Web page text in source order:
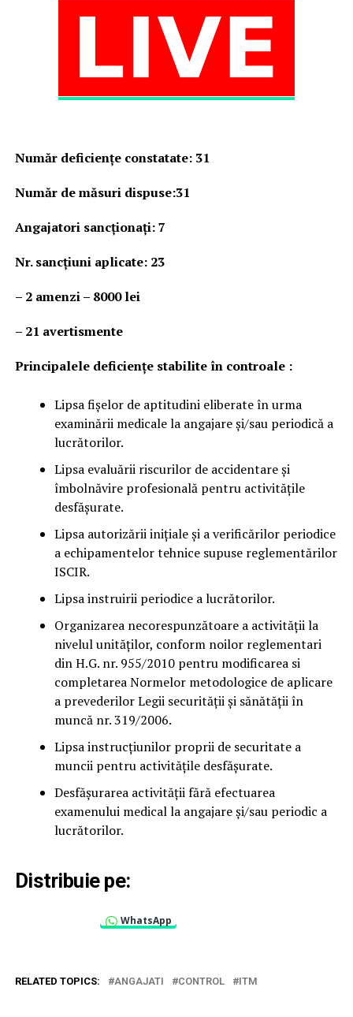
Număr deficienţe constatate: 31
Număr de măsuri dispuse:31
Angajatori sancționați: 7
Nr. sancţiuni aplicate: 23
– 2 amenzi – 8000 lei
– 21 avertismente
Principalele deficienţe stabilite în controale :
Lipsa fișelor de aptitudini eliberate în urma
examinării medicale la angajare și/sau periodică a
lucrătorilor.
Lipsa evaluării riscurilor de accidentare și
îmbolnăvire profesională pentru activitățile
desfășurate.
Lipsa autorizării inițiale și a verificărilor periodice
a echipamentelor tehnice supuse reglementărilor
ISCIR.
Lipsa instruirii periodice a lucrătorilor.
Organizarea necorespunzătoare a activității la
nivelul unităților, conform noilor reglementari
din H.G. nr. 955/2010 pentru modificarea si
completarea Normelor metodologice de aplicare
a prevederilor Legii securității și sănătății în
muncă nr. 319/2006.
Lipsa instrucțiunilor proprii de securitate a
muncii pentru activitățile desfășurate.
Desfășurarea activității fără efectuarea
examenului medical la angajare și/sau periodic a
lucrătorilor.
Distribuie pe:
WhatsApp
RELATED TOPICS: ANGAJATI CONTROL ITM